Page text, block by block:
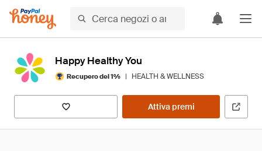
Happy Healthy You
Recupero del 1% | HEALTH & WELLNESS
Attiva premi